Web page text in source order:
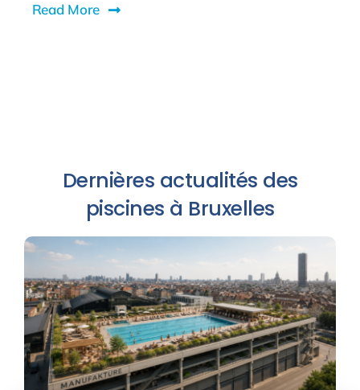
Read More
Dernières actualités des
piscines à Bruxelles